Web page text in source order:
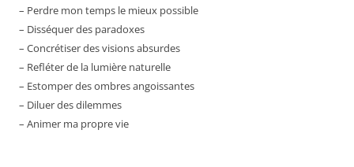
– Perdre mon temps le mieux possible
– Disséquer des paradoxes
– Concrétiser des visions absurdes
– Refléter de la lumière naturelle
– Estomper des ombres angoissantes
– Diluer des dilemmes
– Animer ma propre vie